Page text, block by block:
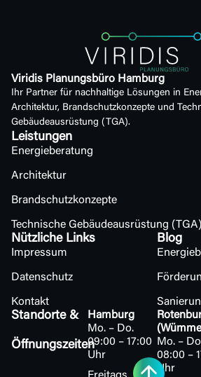
Viridis Planungsbüro Hamburg
Ihr Partner für nachhaltige Lösungen in
Architektur, Brandschutzkonzepte und
Gebäudeausrüstung (TGA).
Leistungen
Energieberatung
Architektur
Brandschutzkonzepte
Technische Gebäudeausrüstung (TGA)
Nützliche Links
Impressum
Datenschutz
Kontakt
Blog
Standorte &
Öffnungszeiten
Hamburg
Mo. – Do.
09:00 – 17:00
Uhr
Mo. –
08:00 –
Uhr